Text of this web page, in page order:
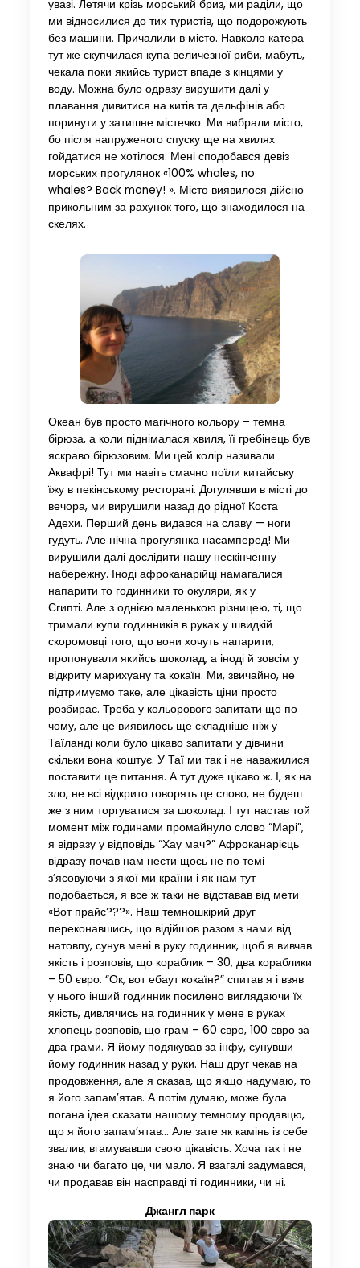
увазі. Летячи крізь морський бриз, ми раділи, що
ми відносилися до тих туристів, що подорожують
без машини. Причалили в місто. Навколо катера
тут же скупчилася купа величезної риби, мабуть,
чекала поки якийсь турист впаде з кінцями у
воду. Можна було одразу вирушити далі у
плавання дивитися на китів та дельфінів або
поринути у затишне містечко. Ми вибрали місто,
бо після напруженого спуску ще на хвилях
гойдатися не хотілося. Мені сподобався девіз
морських прогулянок «100% whales, no
whales? Back money! ». Місто виявилося дійсно
прикольним за рахунок того, що знаходилося на
скелях.
Океан був просто магічного кольору – темна
бірюза, а коли піднімалася хвиля, її гребінець був
яскраво бірюзовим. Ми цей колір називали
Аквафрі! Тут ми навіть смачно поїли китайську
їжу в пекінському ресторані. Догулявши в місті до
вечора, ми вирушили назад до рідної Коста
Адехи. Перший день видався на славу — ноги
гудуть. Але нічна прогулянка насамперед! Ми
вирушили далі дослідити нашу нескінченну
набережну. Іноді афроканарійці намагалися
напарити то годинники то окуляри, як у
Єгипті. Але з однією маленькою різницею, ті, що
тримали купи годинників в руках у швидкій
скоромовці того, що вони хочуть напарити,
пропонували якийсь шоколад, а іноді й зовсім у
відкриту марихуану та кокаїн. Ми, звичайно, не
підтримуємо таке, але цікавість ціни просто
розбирає. Треба у кольорового запитати що по
чому, але це виявилось ще складніше ніж у
Таїланді коли було цікаво запитати у дівчини
скільки вона коштує. У Таї ми так і не наважилися
поставити це питання. А тут дуже цікаво ж. І, як на
зло, не всі відкрито говорять це слово, не будеш
же з ним торгуватися за шоколад. І тут настав той
момент між годинами промайнуло слово “Марі”,
я відразу у відповідь “Хау мач?” Афроканарієць
відразу почав нам нести щось не по темі
з’ясовуючи з якої ми країни і як нам тут
подобається, я все ж таки не відставав від мети
«Вот прайс???». Наш темношкірий друг
переконавшись, що відійшов разом з нами від
натовпу, сунув мені в руку годинник, щоб я вивчав
якість і розповів, що кораблик – 30, два кораблики
– 50 євро. “Ок, вот ебаут кокаїн?” спитав я і взяв
у нього інший годинник посилено виглядаючи їх
якість, дивлячись на годинник у мене в руках
хлопець розповів, що грам – 60 євро, 100 євро за
два грами. Я йому подякував за інфу, сунувши
йому годинник назад у руки. Наш друг чекав на
продовження, але я сказав, що якщо надумаю, то
я його запам’ятав. А потім думаю, може була
погана ідея сказати нашому темному продавцю,
що я його запам’ятав… Але зате як камінь із себе
звалив, вгамувавши свою цікавість. Хоча так і не
знаю чи багато це, чи мало. Я взагалі задумався,
чи продавав він насправді ті годинники, чи ні.
Джангл парк